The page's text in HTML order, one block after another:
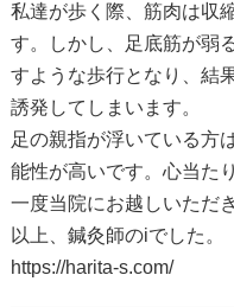
私達が歩く際、筋肉は収
す。しかし、足底筋が弱
すような歩行となり、結
誘発してしまいます。
足の親指が浮いている方
能性が高いです。心当た
一度当院にお越しいただ
以上、鍼灸師のiでした。
https://harita-s.com/